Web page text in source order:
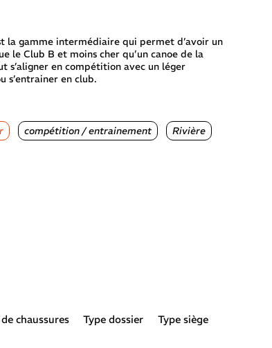
la gamme intermédiaire qui permet d’avoir un
le Club B et moins cher qu’un canoe de la
s’aligner en compétition avec un léger
s’entrainer en club.
compétition / entrainement Rivière
chaussures Type dossier Type siège